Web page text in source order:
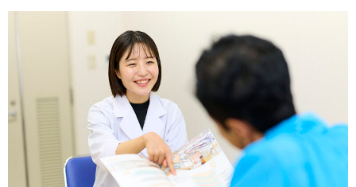
募集要項
採用エントリー・ご相談